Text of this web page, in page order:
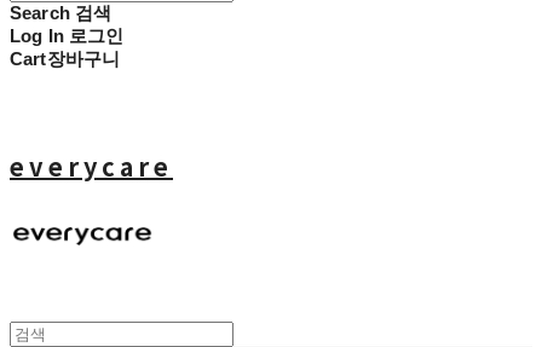
Search 검색
Log In 로그인
Cart장바구니
everycare